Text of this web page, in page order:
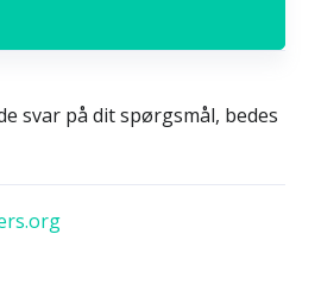
svar på dit spørgsmål, bedes